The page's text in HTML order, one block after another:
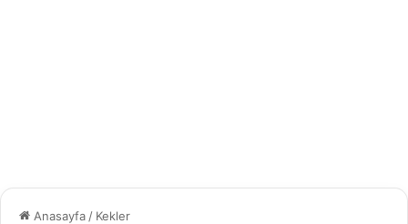
Anasayfa / Kekler